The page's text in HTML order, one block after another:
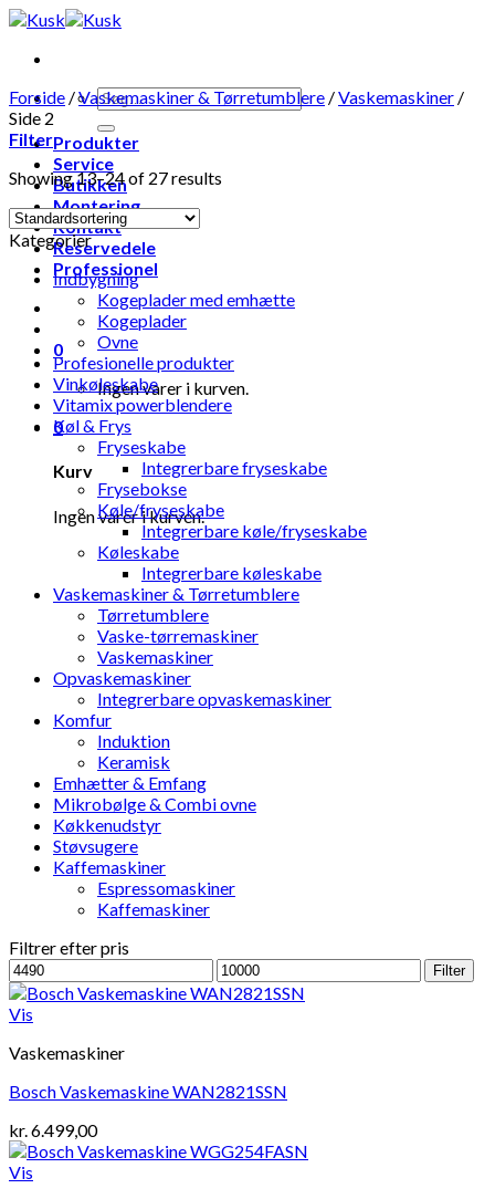
Skip
content
Produkter
Service
Butikken
Montering
Kontakt
Reservedele
Professionel
0
Ingen varer i kurven.
0
Kurv
Ingen varer i kurven.
Forside /Vaskemaskiner & Tørretumblere /Vaskemaskiner /
Side 2
Filter
Showing 13–24 of 27 results
Kategorier
Indbygning
Kogeplader med emhætte
Kogeplader
Ovne
Profesionelle produkter
Vinkøleskabe
Vitamix powerblendere
Køl & Frys
Fryseskabe
Integrerbare fryseskabe
Frysebokse
Køle/fryseskabe
Integrerbare køle/fryseskabe
Køleskabe
Integrerbare køleskabe
Vaskemaskiner & Tørretumblere
Tørretumblere
Vaske-tørremaskiner
Vaskemaskiner
Opvaskemaskiner
Integrerbare opvaskemaskiner
Komfur
Induktion
Keramisk
Emhætter & Emfang
Mikrobølge & Combi ovne
Køkkenudstyr
Støvsugere
Kaffemaskiner
Espressomaskiner
Kaffemaskiner
Filtrer efter pris
Mindste
pris
Højeste
pris
Filter
Vis
Vaskemaskiner
Bosch Vaskemaskine WAN2821SSN
kr.6.499,00
Vis